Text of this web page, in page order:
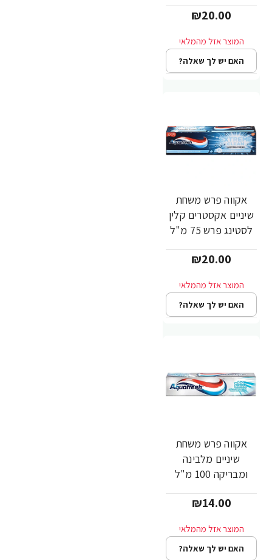
₪20.00
האם יש לך שאלה?
אקווה פרש משחת
שיניים אקסטרים קלין
לסטינג פרש 75 מ"ל
₪20.00
האם יש לך שאלה?
אקווה פרש משחת
שיניים מלבינה
ומבריקה 100 מ"ל
₪14.00
האם יש לך שאלה?